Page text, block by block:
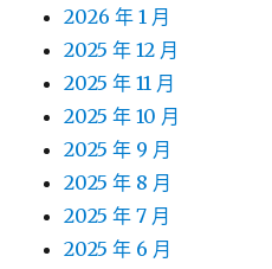
2026 年 1 月
2025 年 12 月
2025 年 11 月
2025 年 10 月
2025 年 9 月
2025 年 8 月
2025 年 7 月
2025 年 6 月